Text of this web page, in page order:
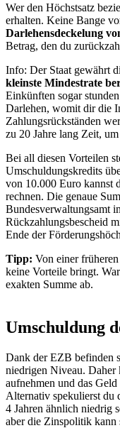
Wer den Höchstsatz
erhalten. Keine Bange
Darlehensdeckelung
Betrag, den du
Info: Der Staat gewährt
kleinste Mindestrate
Einkünften sogar
Darlehen, womit dir die
Zahlungsrückständen
zu 20 Jahre lang Zeit,
Bei all diesen Vorteilen
Umschuldungskredits
von 10.000 Euro kannst
rechnen. Die genaue
Bundesverwaltungsamt
Rückzahlungsbescheid
Ende der
Tipp: Von einer
keine Vorteile bringt.
exakten Summe ab.
Umschuldung
Dank der EZB befinden
niedrigen Niveau. Daher
aufnehmen und das
Alternativ spekulierst du
4 Jahren ähnlich niedrig
aber die Zinspolitik kann